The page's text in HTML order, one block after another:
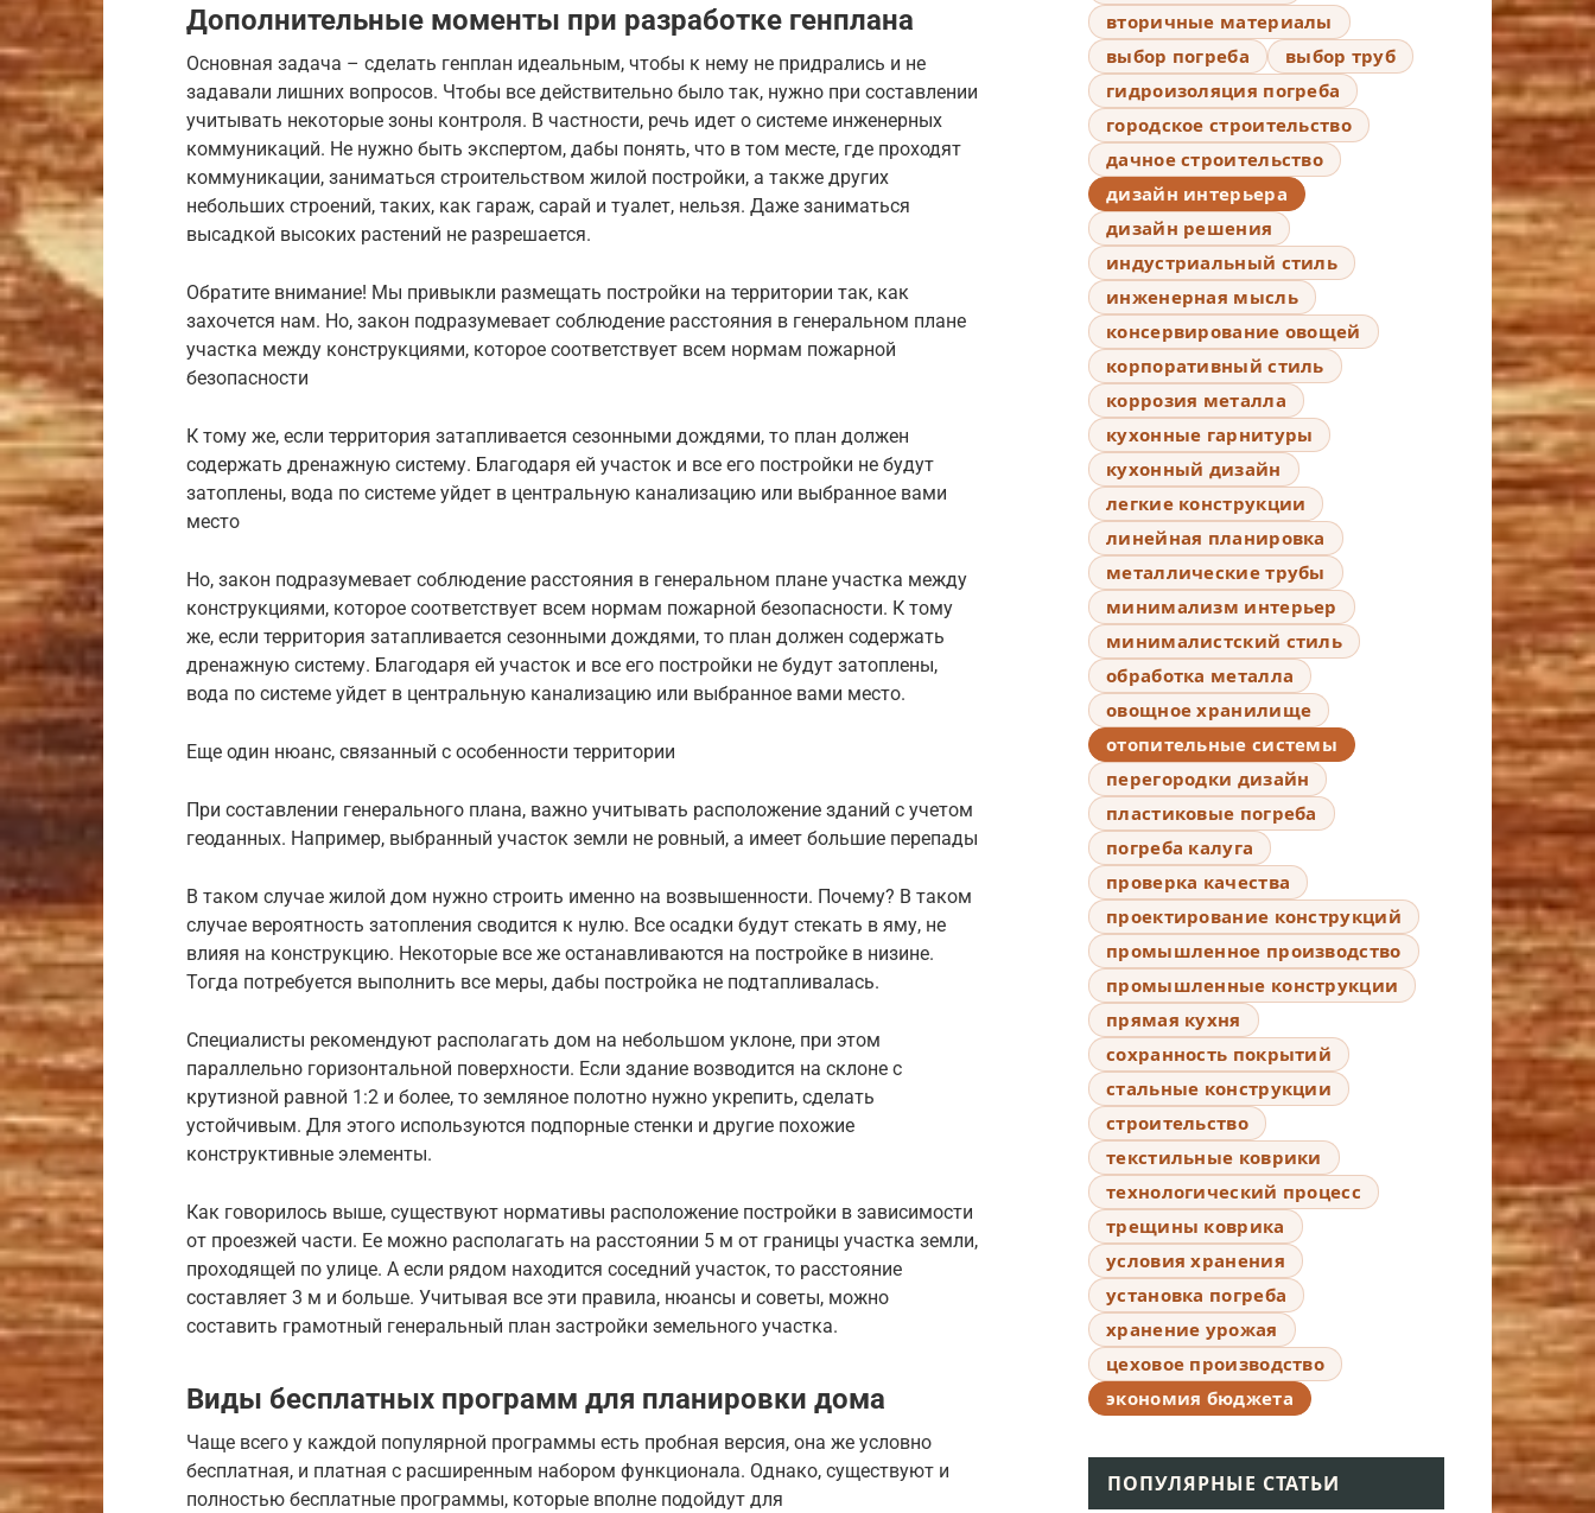
Дополнительные моменты при разработке генплана
Основная задача – сделать генплан идеальным, чтобы к нему не придрались и не
задавали лишних вопросов. Чтобы все действительно было так, нужно при составлении
учитывать некоторые зоны контроля. В частности, речь идет о системе инженерных
коммуникаций. Не нужно быть экспертом, дабы понять, что в том месте, где проходят
коммуникации, заниматься строительством жилой постройки, а также других
небольших строений, таких, как гараж, сарай и туалет, нельзя. Даже заниматься
высадкой высоких растений не разрешается.
Обратите внимание! Мы привыкли размещать постройки на территории так, как
захочется нам. Но, закон подразумевает соблюдение расстояния в генеральном плане
участка между конструкциями, которое соответствует всем нормам пожарной
безопасности
К тому же, если территория затапливается сезонными дождями, то план должен
содержать дренажную систему. Благодаря ей участок и все его постройки не будут
затоплены, вода по системе уйдет в центральную канализацию или выбранное вами
место
Но, закон подразумевает соблюдение расстояния в генеральном плане участка между
конструкциями, которое соответствует всем нормам пожарной безопасности. К тому
же, если территория затапливается сезонными дождями, то план должен содержать
дренажную систему. Благодаря ей участок и все его постройки не будут затоплены,
вода по системе уйдет в центральную канализацию или выбранное вами место.
Еще один нюанс, связанный с особенности территории
При составлении генерального плана, важно учитывать расположение зданий с учетом
геоданных. Например, выбранный участок земли не ровный, а имеет большие перепады
В таком случае жилой дом нужно строить именно на возвышенности. Почему? В таком
случае вероятность затопления сводится к нулю. Все осадки будут стекать в яму, не
влияя на конструкцию. Некоторые все же останавливаются на постройке в низине.
Тогда потребуется выполнить все меры, дабы постройка не подтапливалась.
Специалисты рекомендуют располагать дом на небольшом уклоне, при этом
параллельно горизонтальной поверхности. Если здание возводится на склоне с
крутизной равной 1:2 и более, то земляное полотно нужно укрепить, сделать
устойчивым. Для этого используются подпорные стенки и другие похожие
конструктивные элементы.
Как говорилось выше, существуют нормативы расположение постройки в зависимости
от проезжей части. Ее можно располагать на расстоянии 5 м от границы участка земли,
проходящей по улице. А если рядом находится соседний участок, то расстояние
составляет 3 м и больше. Учитывая все эти правила, нюансы и советы, можно
составить грамотный генеральный план застройки земельного участка.
Виды бесплатных программ для планировки дома
Чаще всего у каждой популярной программы есть пробная версия, она же условно
бесплатная, и платная с расширенным набором функционала. Однако, существуют и
полностью бесплатные программы, которые вполне подойдут для
вторичные материалы
выбор погреба
выбор труб
гидроизоляция погреба
городское строительство
дачное строительство
дизайн интерьера
дизайн решения
индустриальный стиль
инженерная мысль
консервирование овощей
корпоративный стиль
коррозия металла
кухонные гарнитуры
кухонный дизайн
легкие конструкции
линейная планировка
металлические трубы
минимализм интерьер
минималистский стиль
обработка металла
овощное хранилище
отопительные системы
перегородки дизайн
пластиковые погреба
погреба калуга
проверка качества
проектирование конструкций
промышленное производство
промышленные конструкции
прямая кухня
сохранность покрытий
стальные конструкции
строительство
текстильные коврики
технологический процесс
трещины коврика
условия хранения
установка погреба
хранение урожая
цеховое производство
экономия бюджета
ПОПУЛЯРНЫЕ СТАТЬИ